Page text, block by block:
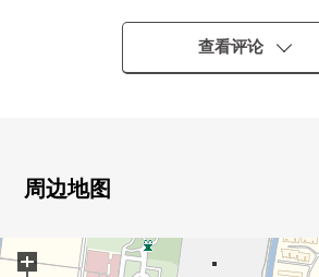
・舒适某一个客厅约15.9张塌塌米
・与家族的会话兴奋起来的开放式厨房
・2个地方厕所
・有窗，容易换空气，亮的浴室、洗手间
查看评论
周边地图
+